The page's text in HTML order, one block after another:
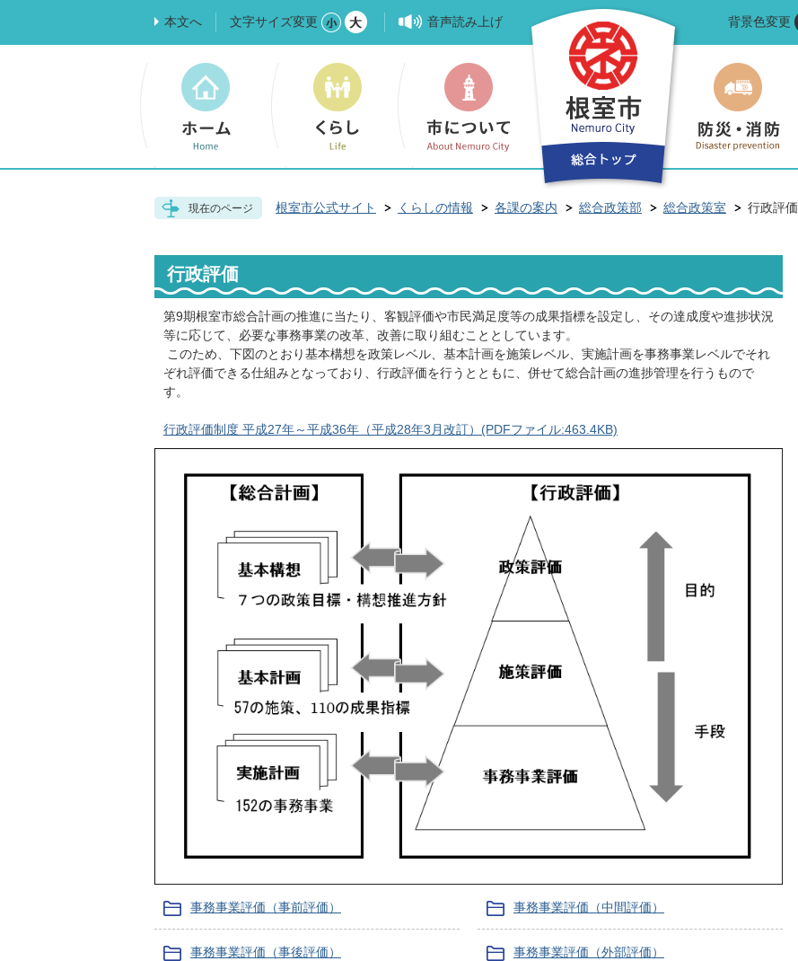
本文へ 文字サイズ変更 音声読み上げ 背景色変更
現在のページ 根室市公式サイト くらしの情報 各課の案内 総合政策部 総合政策室 行政評価
行政評価
第9期根室市総合計画の推進に当たり、客観評価や市民満足度等の成果指標を設定し、その達成度や進捗状況
等に応じて、必要な事務事業の改革、改善に取り組むこととしています。
このため、下図のとおり基本構想を政策レベル、基本計画を施策レベル、実施計画を事務事業レベルでそれ
ぞれ評価できる仕組みとなっており、行政評価を行うとともに、併せて総合計画の進捗管理を行うもので
す。
行政評価制度 平成27年～平成36年（平成28年3月改訂）(PDFファイル:463.4KB)
事務事業評価（事前評価） 事務事業評価（中間評価）
事務事業評価（事後評価） 事務事業評価（外部評価）